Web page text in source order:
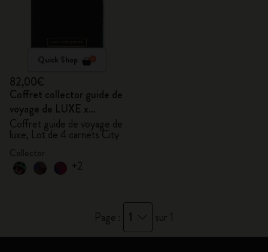
Quick Shop
82,00€
Coffret collector guide de
voyage de LUXE x
Moleskine
Coffret guide de voyage de
luxe, Lot de 4 carnets City
+2
Page : 1 sur 1